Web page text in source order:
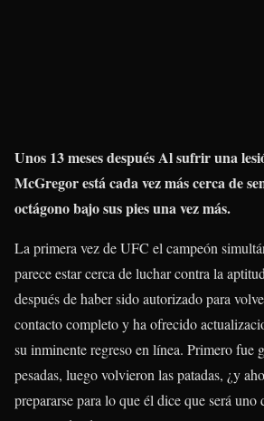
Unos 13 meses después Al sufrir una
McGregor está cada vez más cerca de
octágono bajo sus pies una vez más.
La primera vez de UFC el campeón
parece estar cerca de luchar contra la
después de haber sido autorizado para
contacto completo y ha ofrecido
su inminente regreso en línea. Primero fue
pesadas, luego volvieron las patadas, ¿y
prepararse para lo que él dice que será uno